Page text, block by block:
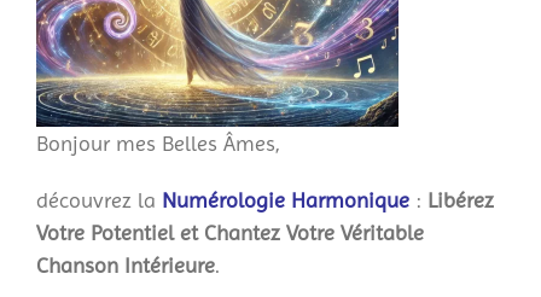
Bonjour mes Belles Âmes,
découvrez la Numérologie Harmonique : Libérez
Votre Potentiel et Chantez Votre Véritable
Chanson Intérieure.